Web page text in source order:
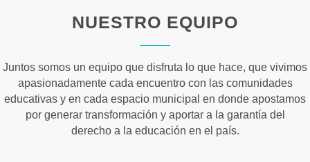
NUESTRO EQUIPO
Juntos somos un equipo que disfruta lo que hace, que vivimos
apasionadamente cada encuentro con las comunidades
educativas y en cada espacio municipal en donde apostamos
por generar transformación y aportar a la garantía del
derecho a la educación en el país.